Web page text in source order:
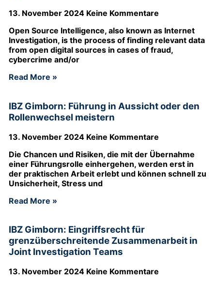
13. November 2024 Keine Kommentare
Open Source Intelligence, also known as Internet
Investigation, is the process of finding relevant data
from open digital sources in cases of fraud,
cybercrime and/or
Read More »
IBZ Gimborn: Führung in Aussicht oder den
Rollenwechsel meistern
13. November 2024 Keine Kommentare
Die Chancen und Risiken, die mit der Übernahme
einer Führungsrolle einhergehen, werden erst in
der praktischen Arbeit erlebt und können schnell zu
Unsicherheit, Stress und
Read More »
IBZ Gimborn: Eingriffsrecht für
grenzüberschreitende Zusammenarbeit in
Joint Investigation Teams
13. November 2024 Keine Kommentare